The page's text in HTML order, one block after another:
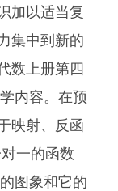
加以适当复
集中到新的
数上册第四
内容。在预
映射、反函
一的函数
图象和它的